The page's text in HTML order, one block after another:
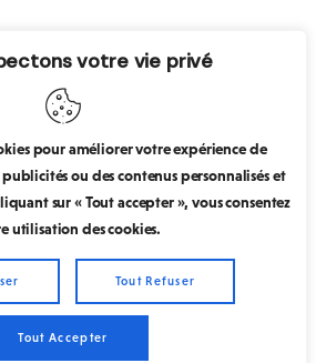
votre vie privé
pour améliorer votre expérience de
ou des contenus personnalisés et
sur « Tout accepter », vous consentez
utilisation des cookies.
Tout Refuser
Tout Accepter
© 2026. Tous droits réservés